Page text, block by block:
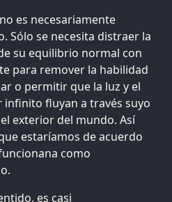
es necesariamente
Sólo se necesita distraer la
su equilibrio normal con
para remover la habilidad
o permitir que la luz y el
fluyan a través suyo
exterior del mundo. Así
estaríamos de acuerdo
como
es casi